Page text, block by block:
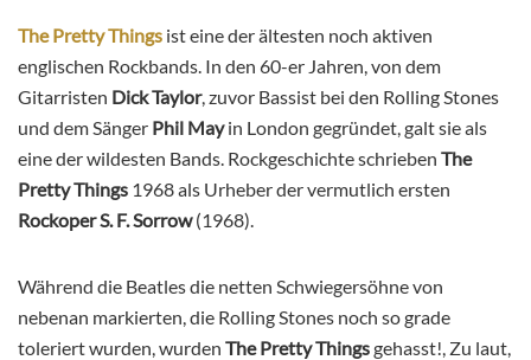
The Pretty Things ist eine der ältesten noch aktiven
englischen Rockbands. In den 60-er Jahren, von dem
Gitarristen Dick Taylor, zuvor Bassist bei den Rolling Stones
und dem Sänger Phil Mayin London gegründet, galt sie als
eine der wildesten Bands. Rockgeschichte schrieben The
Pretty Things 1968 als Urheber der vermutlich ersten
Rockoper S. F. Sorrow(1968).
Während die Beatles die netten Schwiegersöhne von
nebenan markierten, die Rolling Stones noch so grade
toleriert wurden, wurden The Pretty Thingsgehasst!, Zu laut,